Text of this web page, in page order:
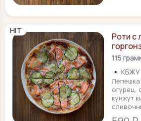
HIT
Роти с
115
• КБЖУ
огурец,
кунжут